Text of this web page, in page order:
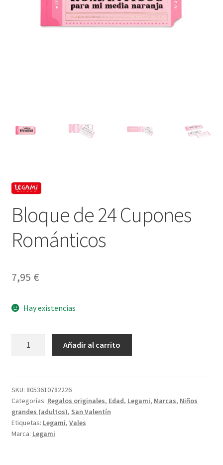
Bloque de 24 Cupones
Románticos
7,95 €
Hay existencias
Románticos
cantidad
Añadir al carrito
SKU: 8053610782226
Categorías: Regalos originales, Edad, Legami, Marcas, Niños
grandes (adultos), San Valentín
Etiquetas: Legami, Vales
Marca: Legami